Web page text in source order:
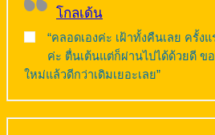
โกลเด้น
“คลอดเองค่ะ เฝ้าทั้งคืนเลย ครั้ง
ค่ะ ตื่นเต้นแต่ก็ผ่านไปได้ด้วยดี ข
ใหม่แล้วดีกว่าเดิมเยอะเลย”